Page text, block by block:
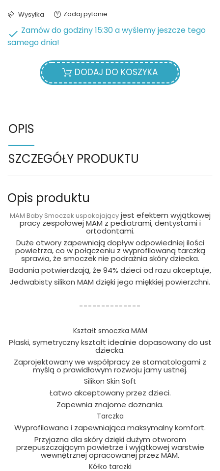
Wysyłka Zadaj pytanie
 Zamów do godziny 15:30 a wyślemy jeszcze tego
samego dnia!
DODAJ DO KOSZYKA
OPIS
SZCZEGÓŁY PRODUKTU
Opis produktu
MAM Baby Smoczek uspokajającyjest efektem wyjątkowej
pracy zespołowej MAM z pediatrami, dentystami i
ortodontami.
Duże otwory zapewniają dopływ odpowiedniej ilości
powietrza, co w połączeniu z wyprofilowaną tarczką
sprawia, że smoczek nie podrażnia skóry dziecka.
Badania potwierdzają, że 94% dzieci od razu akceptuje,
Jedwabisty silikon MAM dzięki jego miękkiej powierzchni.
--------------
Kształt smoczka MAM
Płaski, symetryczny kształt idealnie dopasowany do ust
dziecka.
Zaprojektowany we współpracy ze stomatologami z
myślą o prawidłowym rozwoju jamy ustnej.
Silikon Skin Soft
Łatwo akceptowany przez dzieci.
Zapewnia znajome doznania.
Tarczka
Wyprofilowana i zapewniająca maksymalny komfort.
Przyjazna dla skóry dzięki dużym otworom
przepuszczającym powietrze i wyjątkowej warstwie
wewnętrznej opracowanej przez MAM.
Kółko tarczki